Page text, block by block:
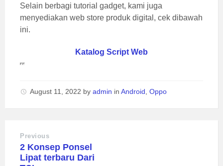
Selain berbagi tutorial gadget, kami juga
menyediakan web store produk digital, cek dibawah
ini.
Katalog Script Web
August 11, 2022 by admin in Android Oppo
Previous
2 Konsep Ponsel
Lipat terbaru Dari